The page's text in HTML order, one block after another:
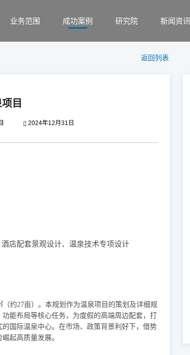
业务范围 成功案例 研究院 新闻资讯
返回列表
目
2024年12月31日
店配套景观设计、温泉技术专项设计
（约27亩）。本规划作为温泉项目的策划及详细规
能布局等核心任务，为度假的高端周边配套，打
国际温泉中心。在市场、政策背景利好下，借势
起高质量发展。